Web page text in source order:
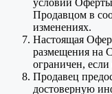
Продавцом в
изменениях.
Настоящая
размещения на
ограничен,
Продавец
достоверную